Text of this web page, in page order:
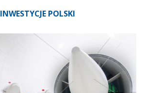
INWESTYCJE POLSKI